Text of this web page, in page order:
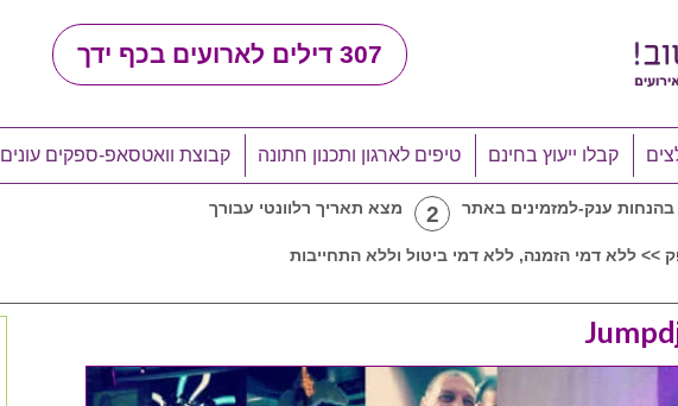
307 דילים לארועים בכף ידך
קבלו ייעוץ בחינם טיפים לארגון ותכנון חתונה קבוצת וואטסאפ-ספקים עונים LIVE
בהנחות ענק-למזמינים באתר 2 מצא תאריך רלוונטי עבורך
ללא דמי הזמנה, ללא דמי ביטול וללא התחייבות